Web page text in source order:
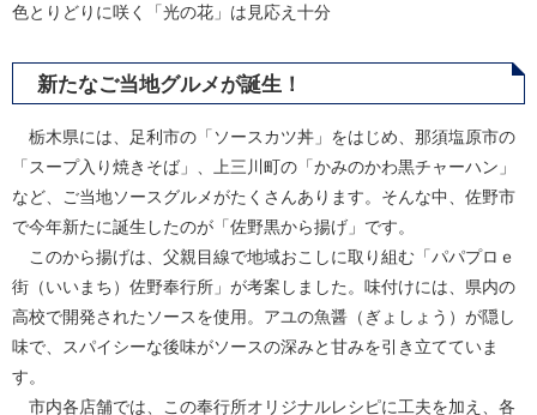
色とりどりに咲く「光の花」は見応え十分
新たなご当地グルメが誕生！
栃木県には、足利市の「ソースカツ丼」をはじめ、那須塩原市の
「スープ入り焼きそば」、上三川町の「かみのかわ黒チャーハン」
など、ご当地ソースグルメがたくさんあります。そんな中、佐野市
で今年新たに誕生したのが「佐野黒から揚げ」です。
このから揚げは、父親目線で地域おこしに取り組む「パパプロｅ
街（いいまち）佐野奉行所」が考案しました。味付けには、県内の
高校で開発されたソースを使用。アユの魚醤（ぎょしょう）が隠し
味で、スパイシーな後味がソースの深みと甘みを引き立てていま
す。
市内各店舗では、この奉行所オリジナルレシピに工夫を加え、各